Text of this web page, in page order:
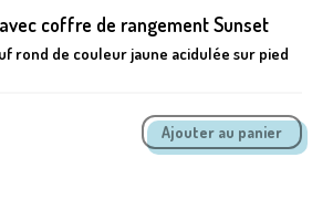
coffre de rangement Sunset
rond de couleur jaune acidulée sur pied